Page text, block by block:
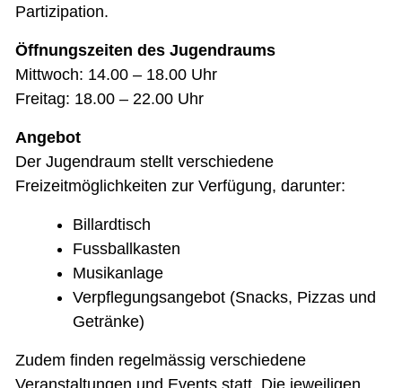
Partizipation.
Öffnungszeiten des Jugendraums
Mittwoch: 14.00 – 18.00 Uhr
Freitag: 18.00 – 22.00 Uhr
Angebot
Der Jugendraum stellt verschiedene
Freizeitmöglichkeiten zur Verfügung, darunter:
Billardtisch
Fussballkasten
Musikanlage
Verpflegungsangebot (Snacks, Pizzas und
Getränke)
Zudem finden regelmässig verschiedene